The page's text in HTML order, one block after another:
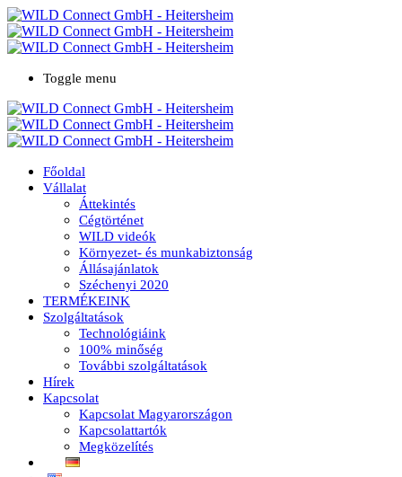
Toggle menu
Főoldal
Vállalat
Áttekintés
Cégtörténet
WILD videók
Környezet- és munkabiztonság
Állásajánlatok
Széchenyi 2020
TERMÉKEINK
Szolgáltatások
Technológiáink
100% minőség
További szolgáltatások
Hírek
Kapcsolat
Kapcsolat Magyarországon
Kapcsolattartók
Megközelítés